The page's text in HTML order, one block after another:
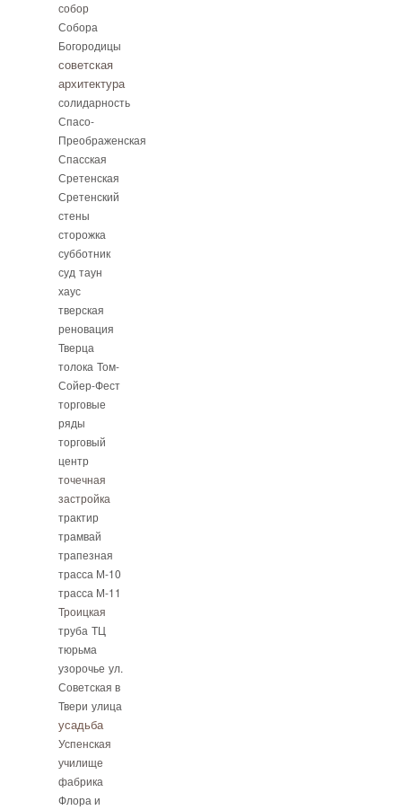
собор
Собора
Богородицы
советская
архитектура
солидарность
Спасо-
Преображенская
Спасская
Сретенская
Сретенский
стены
сторожка
субботник
суд таун
хаус
тверская
реновация
Тверца
толока Том-
Сойер-Фест
торговые
ряды
торговый
центр
точечная
застройка
трактир
трамвай
трапезная
трасса М-10
трасса М-11
Троицкая
труба ТЦ
тюрьма
узорочье ул.
Советская в
Твери улица
усадьба
Успенская
училище
фабрика
Флора и